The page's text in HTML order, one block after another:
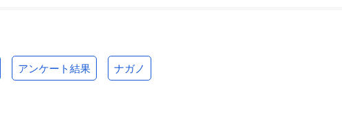
アンケート結果 ナガノ